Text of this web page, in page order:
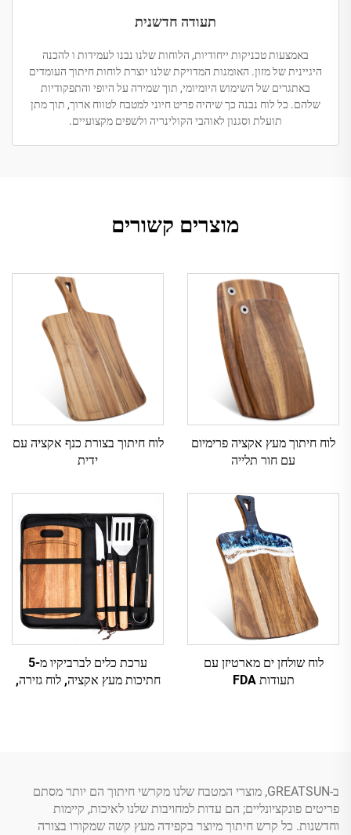
תעודה חדשנית
באמצעות טכניקות ייחודיות, הלוחות שלנו נבנו לעמידות ו להכנה
היגיינית של מזון. האומנות המדויקת שלנו יוצרת לוחות חיתוך העומדים
באתגרים של השימוש היומיומי, תוך שמירה על היופי והתפקודיות
שלהם. כל לוח נבנה כך שיהיה פריט חיוני למטבח לטווח ארוך, תוך מתן
תועלת וסגנון לאוהבי הקולינריה ולשפים מקצועיים.
מוצרים קשורים
לוח חיתוך מעץ אקציה פרימיום
עם חור תלייה
לוח חיתוך בצורת כנף אקציה עם
ידית
לוח שולחן ים מארטיזן עם
תעודות FDA
ערכת כלים לברביקיו מ-5
חתיכות מעץ אקציה, לוח גזירה,
ב-GREATSUN, מוצרי המטבח שלנו מקרשי חיתוך הם יותר מסתם
פריטים פונקציונליים; הם עדות למחויבות שלנו לאיכות, קיימות
וחדשנות. כל קרש חיתוך מיוצר בקפידה מעץ קשה שמקורו בצורה